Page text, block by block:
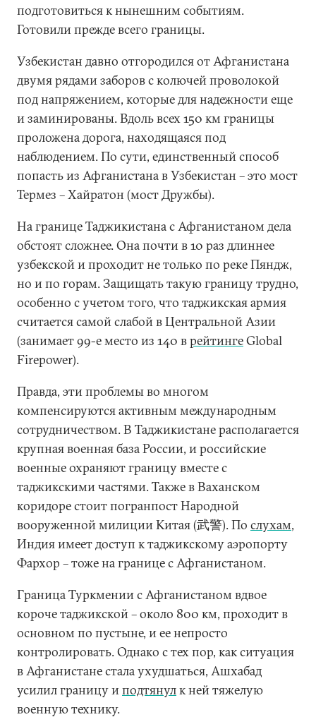
подготовиться к нынешним событиям.
Готовили прежде всего границы.
Узбекистан давно отгородился от Афганистана
двумя рядами заборов с колючей проволокой
под напряжением, которые для надежности еще
и заминированы. Вдоль всех 150 км границы
проложена дорога, находящаяся под
наблюдением. По сути, единственный способ
попасть из Афганистана в Узбекистан – это мост
Термез – Хайратон (мост Дружбы).
На границе Таджикистана с Афганистаном дела
обстоят сложнее. Она почти в 10 раз длиннее
узбекской и проходит не только по реке Пяндж,
но и по горам. Защищать такую границу трудно,
особенно с учетом того, что таджикская армия
считается самой слабой в Центральной Азии
(занимает 99-е место из 140 врейтингеGlobal
Firepower).
Правда, эти проблемы во многом
компенсируются активным международным
сотрудничеством. В Таджикистане располагается
крупная военная база России, и российские
военные охраняют границу вместе с
таджикскими частями. Также в Ваханском
коридоре стоит погранпост Народной
вооруженной милиции Китая (武警). По слухам,
Индия имеет доступ к таджикскому аэропорту
Фархор – тоже на границе с Афганистаном.
Граница Туркмении с Афганистаном вдвое
короче таджикской – около 800 км, проходит в
основном по пустыне, и ее непросто
контролировать. Однако с тех пор, как ситуация
в Афганистане стала ухудшаться, Ашхабад
усилил границу иподтянулк ней тяжелую
военную технику.